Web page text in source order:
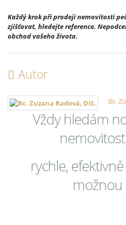
Každý krok při prodeji nemovitosti
zjišťovat, hledejte reference.
obchod vašeho života.
Autor
Bc.
Vždy hledám
rychle,
možnou